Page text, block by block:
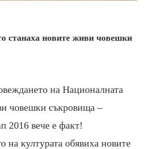
станаха новите живи човешки
на Националната
човешки съкровища –
2016 вече е факт!
на културата обявиха новите